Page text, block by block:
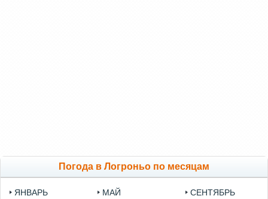
Погода в Логроньо по месяцам
ЯНВАРЬ
МАЙ
СЕНТЯБРЬ